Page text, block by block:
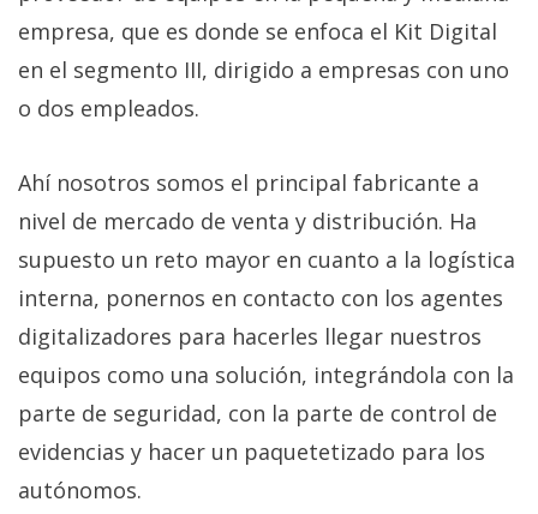
empresa, que es donde se enfoca el Kit Digital
en el segmento III, dirigido a empresas con uno
o dos empleados.
Ahí nosotros somos el principal fabricante a
nivel de mercado de venta y distribución. Ha
supuesto un reto mayor en cuanto a la logística
interna, ponernos en contacto con los agentes
digitalizadores para hacerles llegar nuestros
equipos como una solución, integrándola con la
parte de seguridad, con la parte de control de
evidencias y hacer un paquetetizado para los
autónomos.